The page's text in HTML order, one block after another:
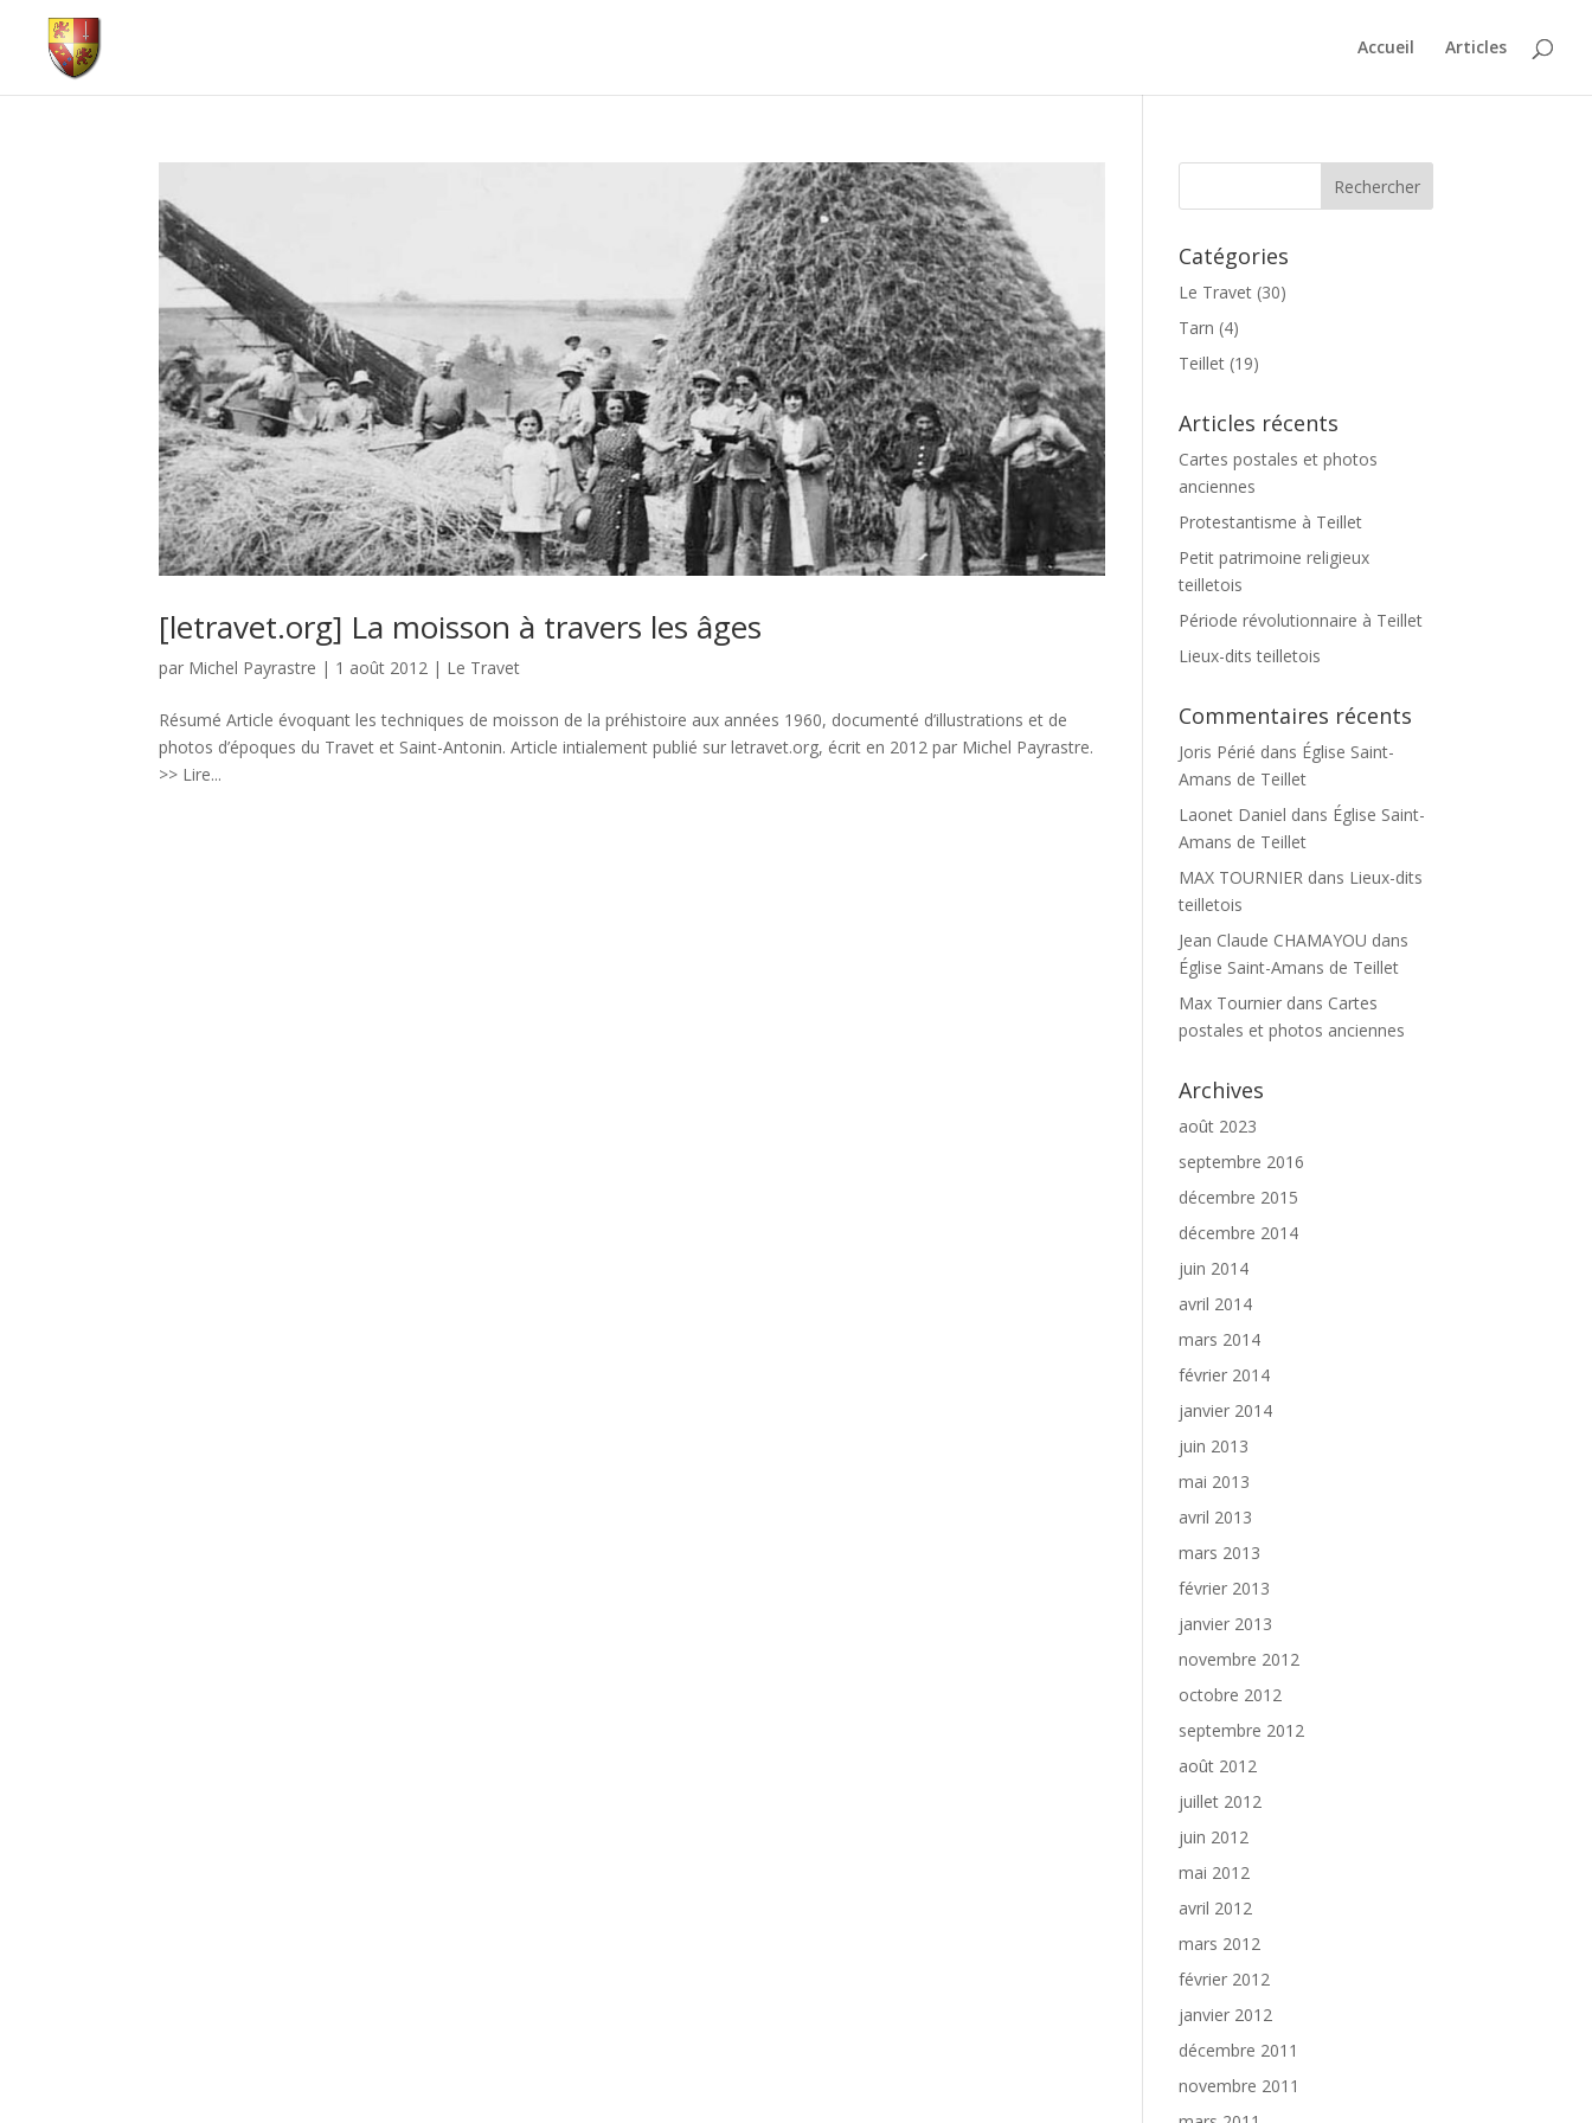
Accueil Articles
[letravet.org] La moisson à travers les âges
par Michel Payrastre | 1 août 2012 | Le Travet
Résumé Article évoquant les techniques de moisson de la préhistoire aux années 1960, documenté d’illustrations et de
photos d’époques du Travet et Saint-Antonin. Article intialement publié sur letravet.org, écrit en 2012 par Michel Payrastre.
>> Lire...
Catégories
Le Travet(30)
Tarn (4)
Teillet(19)
Articles récents
Cartes postales et photos
anciennes
Protestantisme à Teillet
Petit patrimoine religieux
teilletois
Période révolutionnaire à Teillet
Lieux-dits teilletois
Commentaires récents
Joris Périé dans Église Saint-
Amans de Teillet
Laonet Daniel dans Église Saint-
Amans de Teillet
MAX TOURNIERdans Lieux-dits
teilletois
Jean Claude CHAMAYOU dans
Église Saint-Amans de Teillet
Max Tournierdans Cartes
postales et photos anciennes
Archives
août 2023
septembre 2016
décembre 2015
décembre 2014
juin 2014
avril 2014
mars 2014
février 2014
janvier 2014
juin 2013
mai 2013
avril 2013
mars 2013
février 2013
janvier 2013
novembre 2012
octobre 2012
septembre 2012
août 2012
juillet 2012
juin 2012
mai 2012
avril 2012
mars 2012
février 2012
janvier 2012
décembre 2011
novembre 2011